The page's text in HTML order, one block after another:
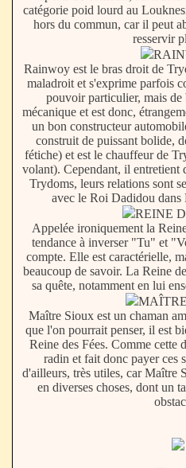
catégorie poid lourd au
hors du commun, car il peut
resservir
Rainwoy est le bras droit de
maladroit et s'exprime parfois
pouvoir particulier, mais de
mécanique et est donc,
un bon constructeur
construit de puissant bolide,
fétiche) et est le chauffeur de
volant). Cependant, il entretient
Trydoms, leurs relations sont
avec le Roi Dadidou
REINE
Appelée ironiquement la
tendance à inverser "Tu" et
compte. Elle est caractérielle,
beaucoup de savoir. La Reine
sa quête, notamment en lui
Maître Sioux est un chaman
que l'on pourrait penser, il est
Reine des Fées. Comme cette
radin et fait donc payer ces
d'ailleurs, très utiles, car Maître
en diverses choses, dont un